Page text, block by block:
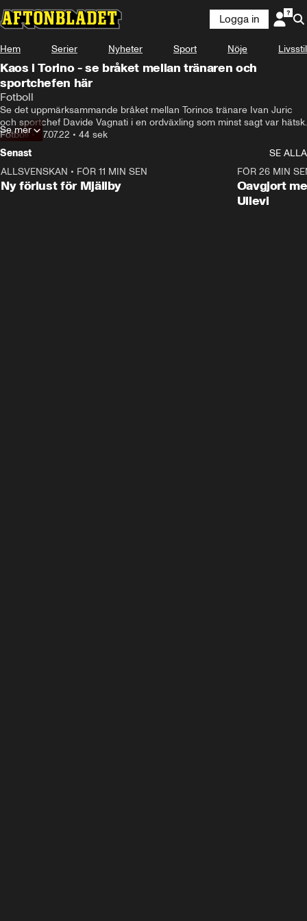
Logga in
Hem Serier Nyheter Sport Nöje Livsstil
Kaos i Torino - se bråket mellan tränaren och
sportchefen här
Fotboll
Se det uppmärksammande bråket mellan Torinos tränare Ivan Juric
och sportchef Davide Vagnati i en ordväxling som minst sagt var hätsk.
Fotboll•27.07.22 • 44 sek
Se mer
Senast
SE ALLA
ALLSVENSKAN • FÖR 11 MIN SEN
Ny förlust för Mjällby
FÖR 26 MIN
Oavgjort
Ullevi